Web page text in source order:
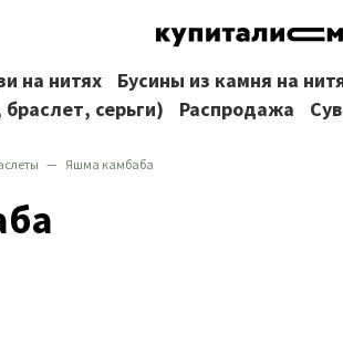
на нитях Бусины из камня на
серьги)
Распродажа
Яшма камбаба